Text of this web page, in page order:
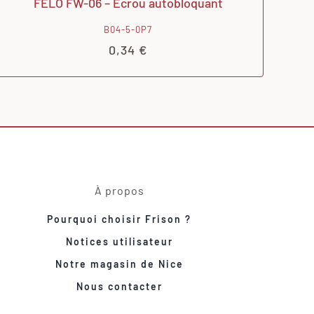
B04-5-0P7
0,34 €
À propos
Pourquoi choisir Frison ?
Notices utilisateur
Notre magasin de Nice
Nous contacter